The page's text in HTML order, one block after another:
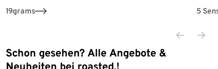
19grams 5
Schon gesehen? Alle Angebote &
Neuheiten bei roasted.!
Ende der Auflistung